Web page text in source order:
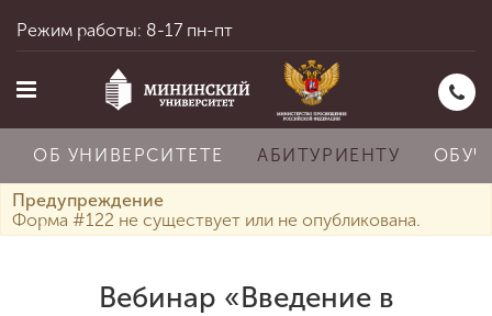
Режим работы: 8-17 пн-пт
ОБ УНИВЕРСИТЕТЕ АБИТУРИЕНТУ
Предупреждение
Форма #122 не существует или не опубликована.
Вебинар «Введение в